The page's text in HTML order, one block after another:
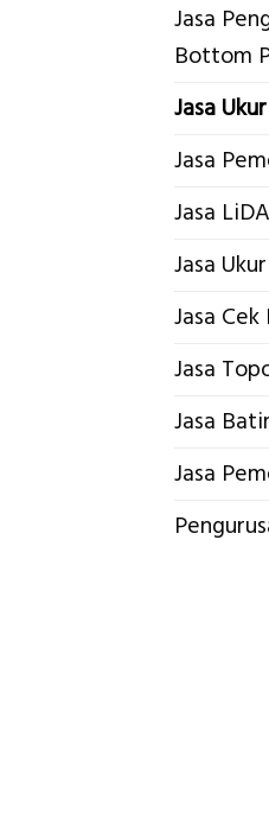
Jasa
Bottom
Jasa
Jasa
Jasa
Jasa
Jasa
Jasa
Jasa
Jasa